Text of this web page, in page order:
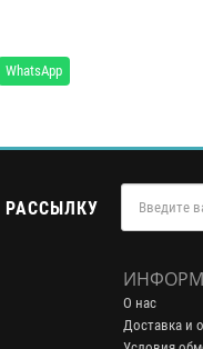
WhatsApp
РАССЫЛКУ
О нас
Доставка и